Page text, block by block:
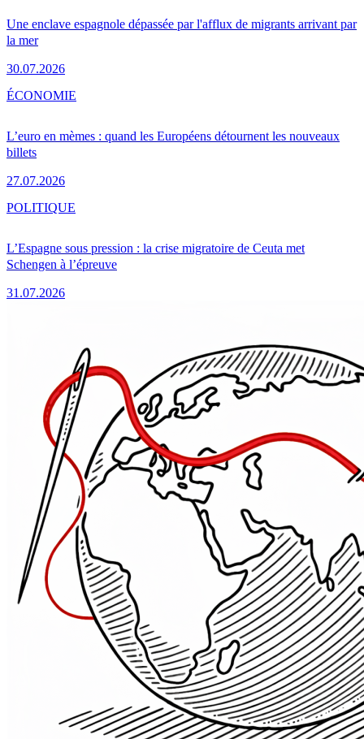
Une enclave espagnole dépassée par l'afflux de migrants arrivant par
la mer
30.07.2026
L’euro en mèmes : quand les Européens détournent les nouveaux
billets
27.07.2026
ÉCONOMIE
L’Espagne sous pression : la crise migratoire de Ceuta met
Schengen à l’épreuve
31.07.2026
POLITIQUE